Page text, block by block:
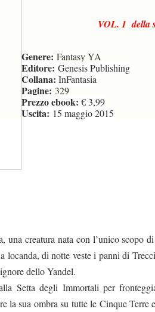
VOL. 1 della
Genere: Fantasy YA
Editore: Genesis Publishing
Collana: InFantasia
Pagine: 329
Prezzo ebook: € 3,99
Uscita: 15 maggio 2015
una creatura nata con l’unico scopo
locanda, di notte veste i panni di
dello Yandel.
Setta degli Immortali per
la sua ombra su tutte le Cinque Terre